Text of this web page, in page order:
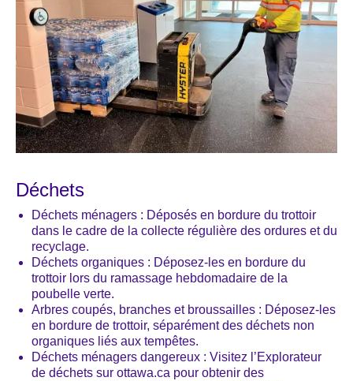
Déchets
Déchets ménagers : Déposés en bordure du trottoir
dans le cadre de la collecte régulière des ordures et du
recyclage.
Déchets organiques : Déposez-les en bordure du
trottoir lors du ramassage hebdomadaire de la
poubelle verte.
Arbres coupés, branches et broussailles : Déposez-les
en bordure de trottoir, séparément des déchets non
organiques liés aux tempêtes.
Déchets ménagers dangereux : Visitez l’Explorateur
de déchets sur ottawa.ca pour obtenir des